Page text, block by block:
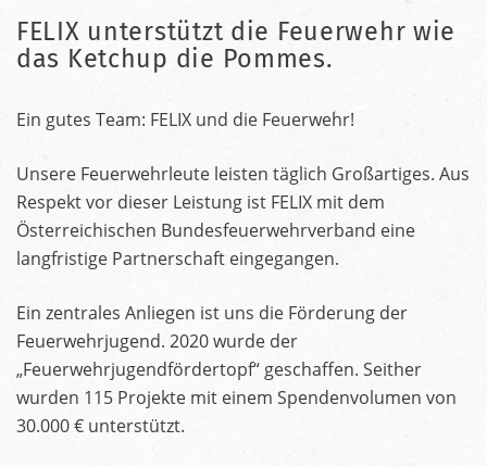
FELIX unterstützt die Feuerwehr wie
das Ketchup die Pommes.
Ein gutes Team: FELIX und die Feuerwehr!
Unsere Feuerwehrleute leisten täglich Großartiges. Aus
Respekt vor dieser Leistung ist FELIX mit dem
Österreichischen Bundesfeuerwehrverband eine
langfristige Partnerschaft eingegangen.
Ein zentrales Anliegen ist uns die Förderung der
Feuerwehrjugend. 2020 wurde der
„Feuerwehrjugendfördertopf“ geschaffen. Seither
wurden 115 Projekte mit einem Spendenvolumen von
30.000 € unterstützt.